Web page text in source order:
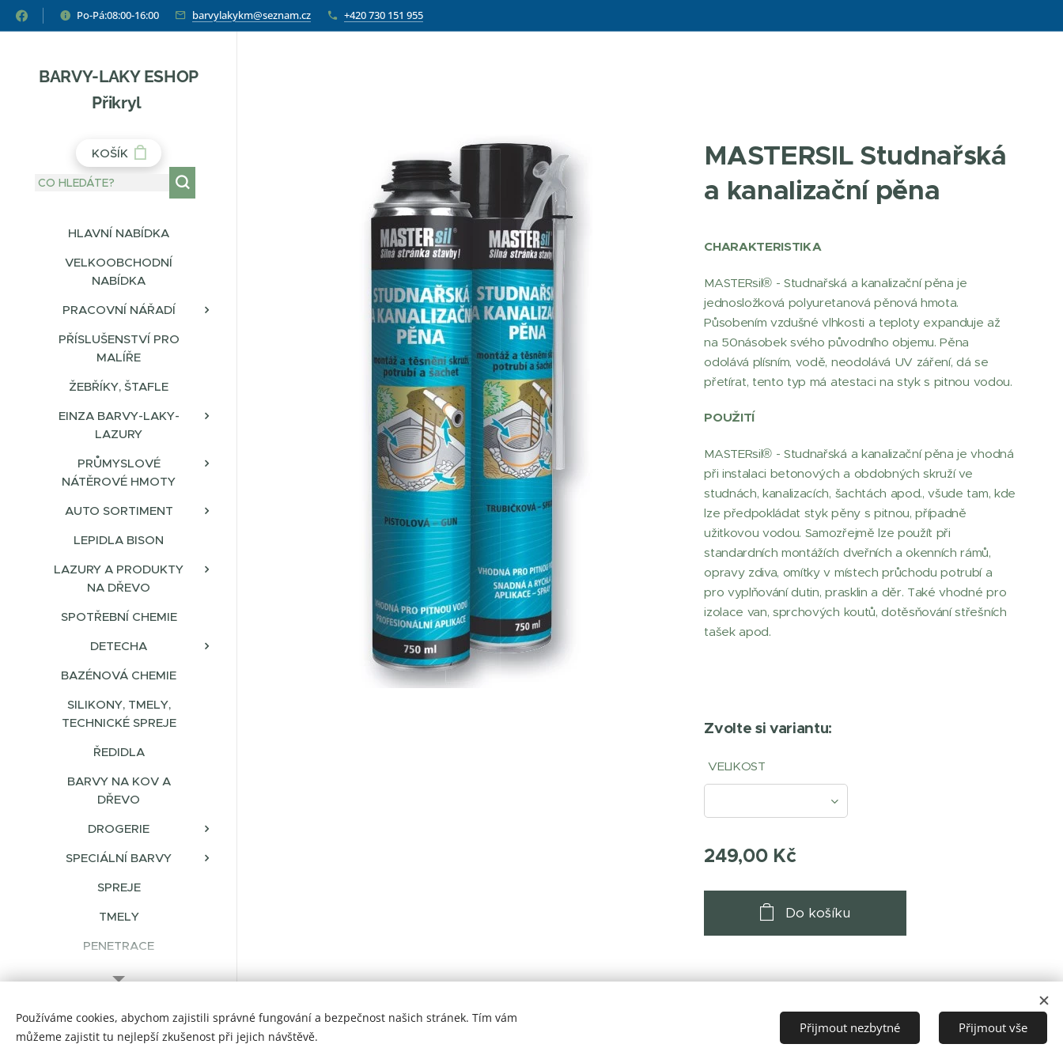
Po-Pá:08:00-16:00 barvylakykm@seznam.cz +420 730 151 955
BARVY-LAKY ESHOP
Přikryl
KOŠÍK
HLAVNÍ NABÍDKA
VELKOOBCHODNÍ
NABÍDKA
PRACOVNÍ NÁŘADÍ
PŘÍSLUŠENSTVÍ PRO
MALÍŘE
ŽEBŘÍKY, ŠTAFLE
EINZA BARVY-LAKY-
LAZURY
PRŮMYSLOVÉ
NÁTĚROVÉ HMOTY
AUTO SORTIMENT
LEPIDLA BISON
LAZURY A PRODUKTY
NA DŘEVO
SPOTŘEBNÍ CHEMIE
DETECHA
BAZÉNOVÁ CHEMIE
SILIKONY, TMELY,
TECHNICKÉ SPREJE
ŘEDIDLA
BARVY NA KOV A
DŘEVO
DROGERIE
SPECIÁLNÍ BARVY
SPREJE
TMELY
PENETRACE
TERMOIZOLAČNÍ
PRACOVNÍ ODĚVY,
OCHRANNÉ POMŮCKY
MASTERSIL Studnařská
a kanalizační pěna
CHARAKTERISTIKA
MASTERsil® - Studnařská a kanalizační pěna je
jednosložková polyuretanová pěnová hmota.
Působením vzdušné vlhkosti a teploty expanduje až
na 50násobek svého původního objemu. Pěna
odolává plísním, vodě, neodolává UV záření, dá se
přetírat, tento typ má atestaci na styk s pitnou vodou.
POUŽITÍ
MASTERsil® - Studnařská a kanalizační pěna je vhodná
při instalaci betonových a obdobných skruží ve
studnách, kanalizacích, šachtách apod., všude tam, kde
lze předpokládat styk pěny s pitnou, případně
užitkovou vodou. Samozřejmě lze použít při
standardních montážích dveřních a okenních rámů,
opravy zdiva, omítky v místech průchodu potrubí a
pro vyplňování dutin, prasklin a děr. Také vhodné pro
izolace van, sprchových koutů, dotěsňování střešních
tašek apod.
Zvolte si variantu:
VELIKOST
249,00Kč
Do košíku
barvylaky.net
Používáme cookies, abychom zajistili správné fungování a bezpečnost našich stránek. Tím vám
můžeme zajistit tu nejlepší zkušenost při jejich návštěvě.
Přijmout nezbytné Přijmout vše